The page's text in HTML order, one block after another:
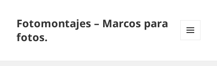
Fotomontajes – Marcos para
fotos.